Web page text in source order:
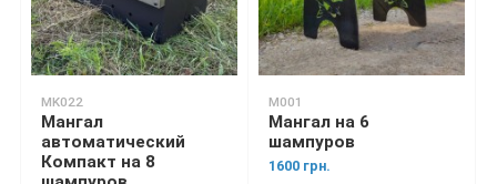
MK022
Мангал
автоматический
Компакт на 8
M001
Мангал на 6
шампуров
1600 грн.